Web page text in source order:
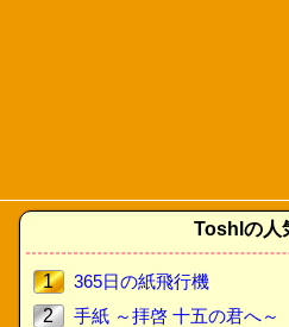
Toshlの人
1
365日の紙飛行機
2
手紙 ～拝啓 十五の君へ～